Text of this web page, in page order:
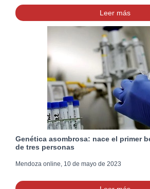
Leer más
Genética asombrosa: nace el primer
de tres personas
Mendoza online, 10 de mayo de 2023